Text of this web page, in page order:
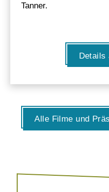
Tanner.
Details
Alle Filme und